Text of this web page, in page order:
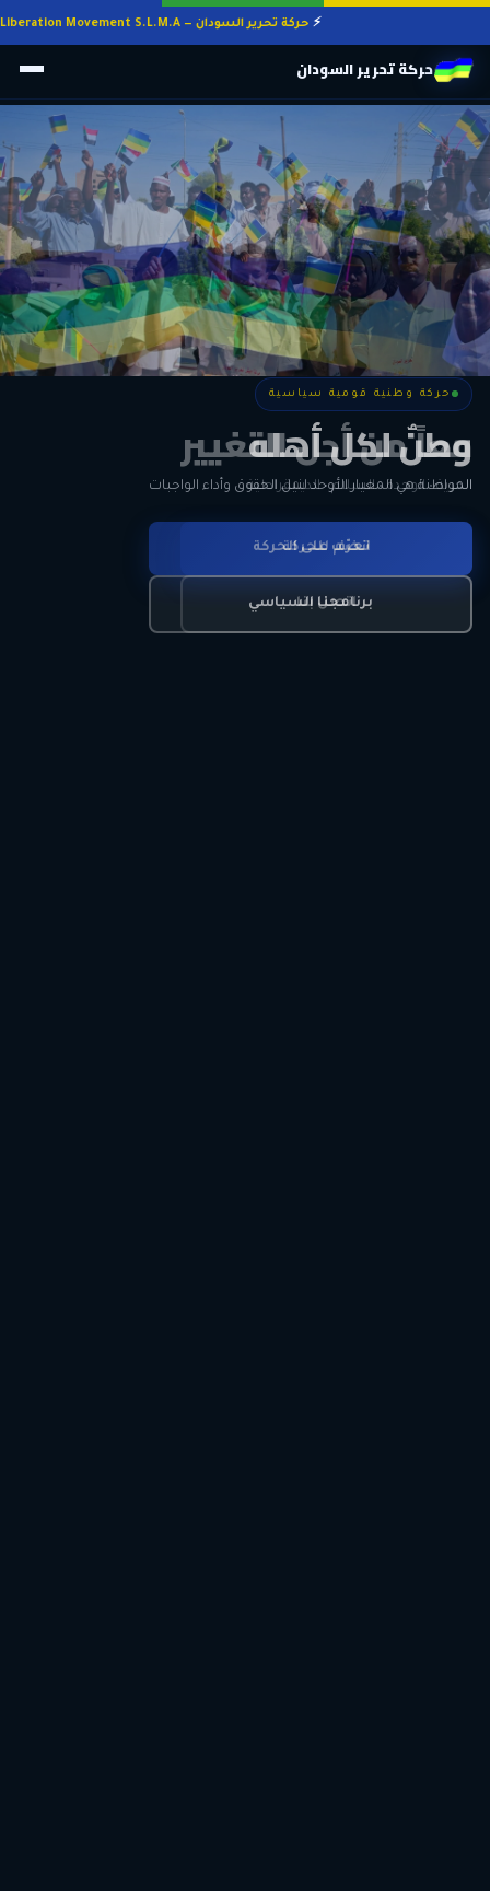
حركة تحرير السودان — Sudan Liberation Movement S.L.M.A
حركة تحرير السودان
حركة وطنية قومية سياسية
وطنٌ لكل أهله
المواطنة هي المعيار الأوحد لنيل الحقوق وأداء الواجبات
تعرّف على الحركة
برنامجنا السياسي
حركة وطنية قومية سياسية
معاً من أجل التغيير
الحرية • الوحدة • السلام • الديمقراطية
انضم للحركة
اتصل بنا